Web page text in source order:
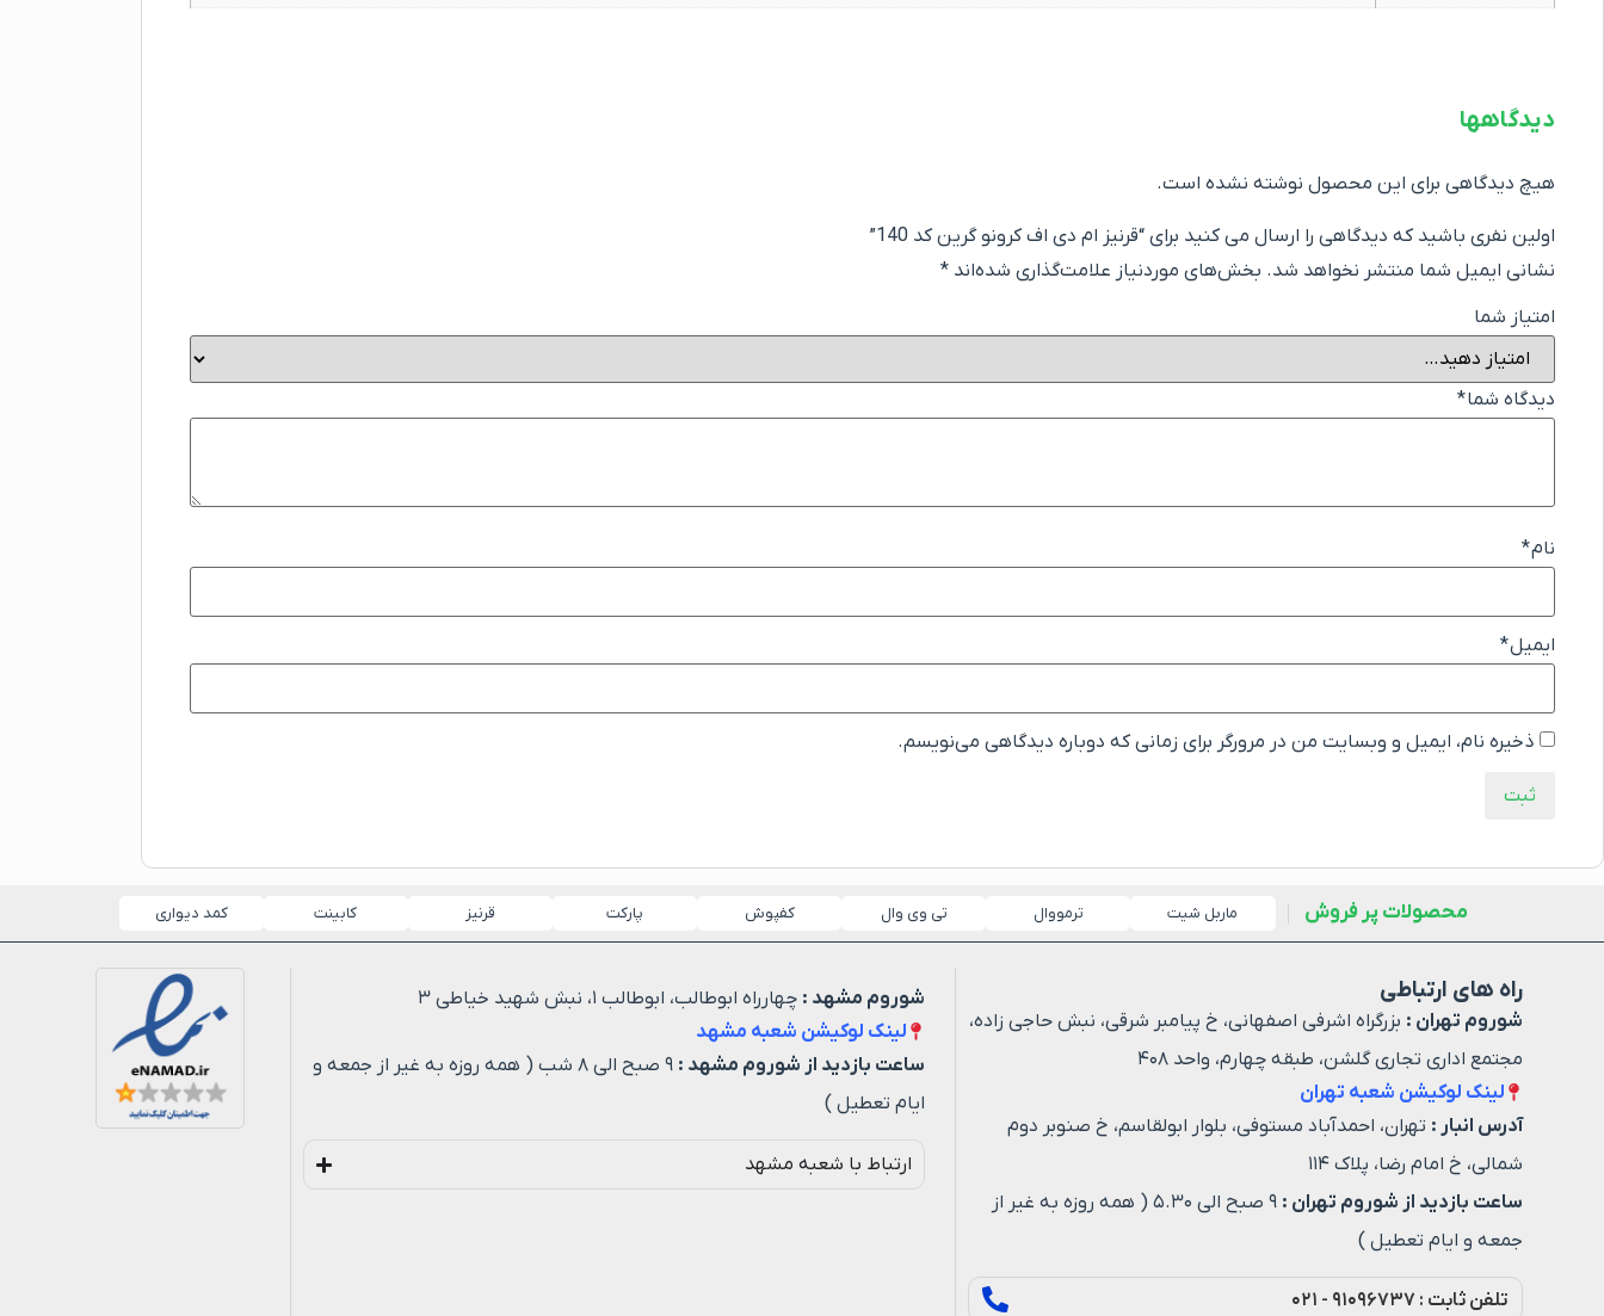
دیدگاهها
هیچ دیدگاهی برای این محصول نوشته نشده است.
اولین نفری باشید که دیدگاهی را ارسال می کنید برای “قرنیز ام دی اف کرونو گرین کد 140”
نشانی ایمیل شما منتشر نخواهد شد. بخش‌های موردنیاز علامت‌گذاری شده‌اند *
امتیاز شما
دیدگاه شما*
نام*
ایمیل*
ذخیره نام، ایمیل و وبسایت من در مرورگر برای زمانی که دوباره دیدگاهی می‌نویسم.
محصولات پر فروش ماربل شیت ترمووال تی وی وال کفپوش پارکت قرنیز کابینت کمد دیواری
راه های ارتباطی
شوروم تهران : بزرگراه اشرفی اصفهانی، خ پیامبر شرقی، نبش حاجی زاده،
مجتمع اداری تجاری گلشن، طبقه چهارم، واحد ۴۰۸
لینک لوکیشن شعبه تهران
آدرس انبار : تهران، احمدآباد مستوفی، بلوار ابولقاسم، خ صنوبر دوم
شمالی، خ امام رضا، پلاک ۱۱۴
ساعت بازدید از شوروم تهران :
۹ صبح الی ۵.۳۰ ( همه روزه به غیر از
جمعه و ایام تعطیل )
تلفن ثابت : ۹۱۰۹۶۷۳۷ - ۰۲۱
شوروم مشهد : چهارراه ابوطالب، ابوطالب ۱، نبش شهید خیاطی ۳
لینک لوکیشن شعبه مشهد
ساعت بازدید از شوروم مشهد :
۹ صبح الی ۸ شب ( همه روزه به غیر از جمعه و
ایام تعطیل )
ارتباط با شعبه مشهد